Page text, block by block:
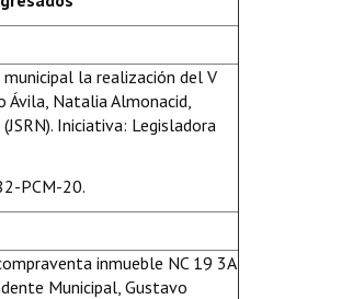
municipal la realización del V
Ávila, Natalia Almonacid,
Iniciativa: Legisladora
PCM-20.
inmueble NC 19 3A
Municipal, Gustavo